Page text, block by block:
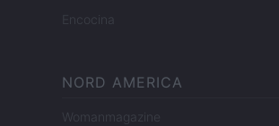
Encocina
NORD AMERICA
Womanmagazine